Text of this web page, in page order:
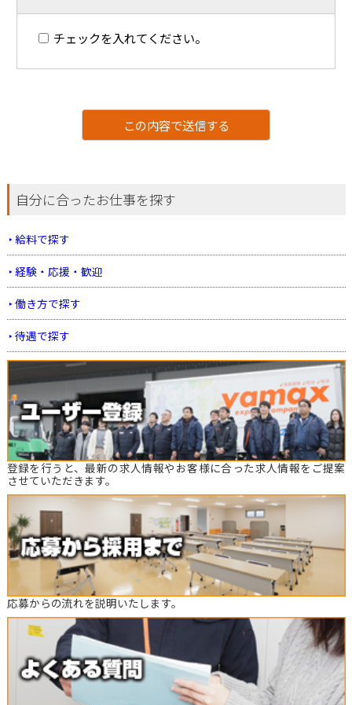
チェックを入れてください。
自分に合ったお仕事を探す
給料で探す
経験・応援・歓迎
働き方で探す
待遇で探す
登録を行うと、最新の求人情報やお客様に合った求人情報をご提案
させていただきます。
応募からの流れを説明いたします。